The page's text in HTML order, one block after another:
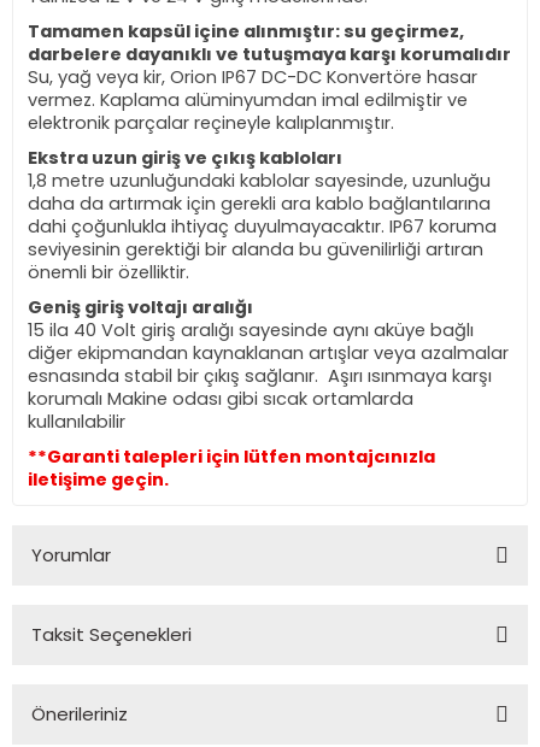
Tamamen kapsül içine alınmıştır: su geçirmez,
darbelere dayanıklı ve tutuşmaya karşı korumalıdır
Su, yağ veya kir, Orion IP67 DC-DC Konvertöre hasar
vermez. Kaplama alüminyumdan imal edilmiştir ve
elektronik parçalar reçineyle kalıplanmıştır.
Ekstra uzun giriş ve çıkış kabloları
1,8 metre uzunluğundaki kablolar sayesinde, uzunluğu
daha da artırmak için gerekli ara kablo bağlantılarına
dahi çoğunlukla ihtiyaç duyulmayacaktır. IP67 koruma
seviyesinin gerektiği bir alanda bu güvenilirliği artıran
önemli bir özelliktir.
Geniş giriş voltajı aralığı
15 ila 40 Volt giriş aralığı sayesinde aynı aküye bağlı
diğer ekipmandan kaynaklanan artışlar veya azalmalar
esnasında stabil bir çıkış sağlanır. Aşırı ısınmaya karşı
korumalı Makine odası gibi sıcak ortamlarda
kullanılabilir
**Garanti talepleri için lütfen montajcınızla
iletişime geçin.
Yorumlar
Taksit Seçenekleri
Önerileriniz